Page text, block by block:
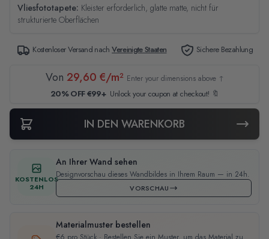
Vliesfototapete: Kleister erforderlich, glatte matte, nicht für
strukturierte Oberflächen
Kostenloser Versand nachVereinigte Staaten Sichere Bezahlung
Von 29,60 €/m² Enter your dimensions above ↑
20% OFF €99+ Unlock your coupon at checkout! 🔖
IN DEN WARENKORB
KOSTENLOS
24H
An Ihrer Wand sehen
Designvorschau dieses Wandbildes in Ihrem Raum — in 24h.
VORSCHAU
Materialmuster bestellen